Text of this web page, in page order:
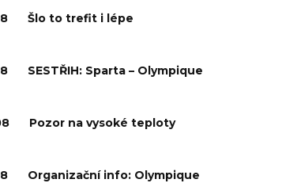
Šlo to trefit i lépe
SESTŘIH: Sparta – Olympique
Pozor na vysoké teploty
Organizační info: Olympique